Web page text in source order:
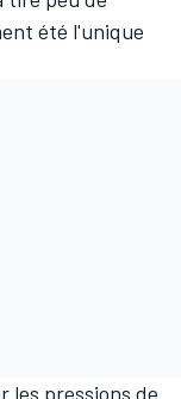
été l'unique
les pressions de